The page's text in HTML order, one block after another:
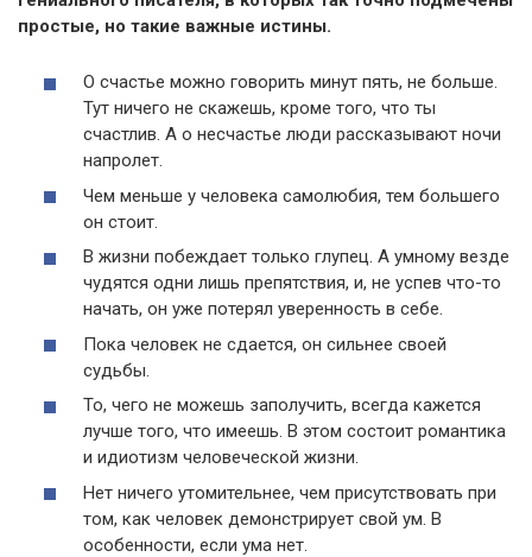
простые, но такие важные истины.
О счастье можно говорить минут пять, не больше.
Тут ничего не скажешь, кроме того, что ты
счастлив. А о несчастье люди рассказывают ночи
напролет.
Чем меньше у человека самолюбия, тем большего
он стоит.
В жизни побеждает только глупец. А умному везде
чудятся одни лишь препятствия, и, не успев что-то
начать, он уже потерял уверенность в себе.
Пока человек не сдается, он сильнее своей
судьбы.
То, чего не можешь заполучить, всегда кажется
лучше того, что имеешь. В этом состоит романтика
и идиотизм человеческой жизни.
Нет ничего утомительнее, чем присутствовать при
том, как человек демонстрирует свой ум. В
особенности, если ума нет.